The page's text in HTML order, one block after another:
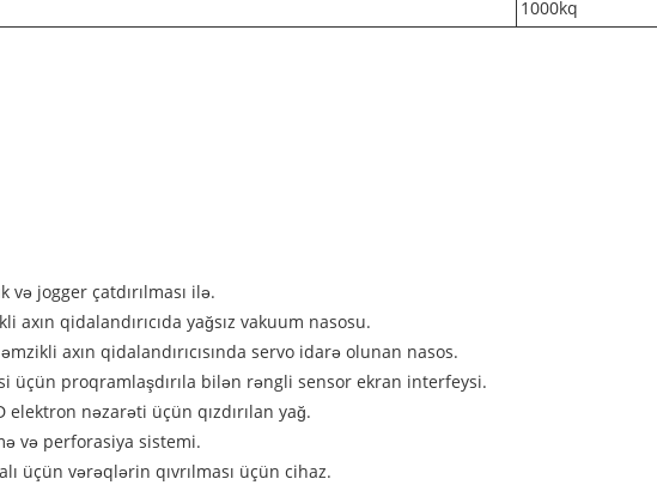
1000kq
və jogger çatdırılması ilə.
axın qidalandırıcıda yağsız vakuum nasosu.
axın qidalandırıcısında servo idarə olunan nasos.
üçün proqramlaşdırıla bilən rəngli sensor ekran interfeysi.
nəzarəti üçün qızdırılan yağ.
və perforasiya sistemi.
üçün vərəqlərin qıvrılması üçün cihaz.